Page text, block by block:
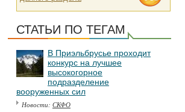
СТАТЬИ ПО ТЕГАМ
В Приэльбрусье проходит
конкурс на лучшее
высокогорное
подразделение
вооруженных сил
Новости: СКФО